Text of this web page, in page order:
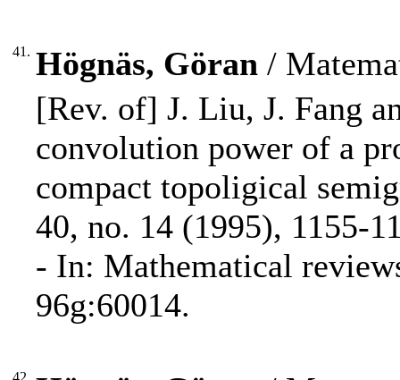
41. Högnäs, Göran /
[Rev. of] J. Liu, J. Fang
convolution power of a
compact topoligical
40, no. 14 (1995), 1155-
- In: Mathematical
96g:60014.